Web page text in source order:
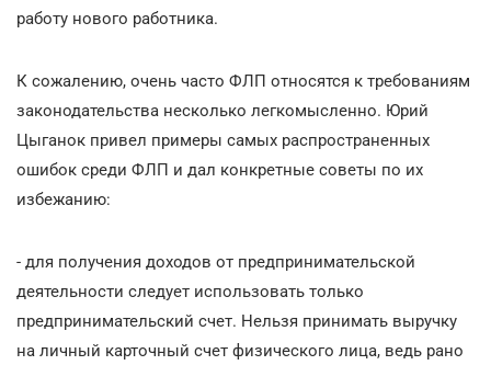
работу нового работника.
К сожалению, очень часто ФЛП относятся к требованиям
законодательства несколько легкомысленно. Юрий
Цыганок привел примеры самых распространенных
ошибок среди ФЛП и дал конкретные советы по их
избежанию:
- для получения доходов от предпринимательской
деятельности следует использовать только
предпринимательский счет. Нельзя принимать выручку
на личный карточный счет физического лица, ведь рано